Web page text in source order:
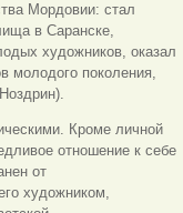
Мордовии: стал
в Саранске,
художников, оказал
молодого поколения,
Кроме личной
отношение к себе
от
художником,